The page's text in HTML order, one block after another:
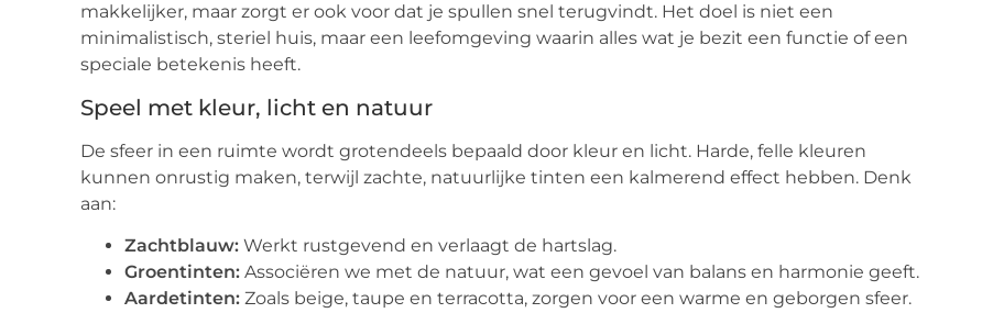
makkelijker, maar zorgt er ook voor dat je spullen snel terugvindt. Het doel is niet een
minimalistisch, steriel huis, maar een leefomgeving waarin alles wat je bezit een functie of een
speciale betekenis heeft.
Speel met kleur, licht en natuur
De sfeer in een ruimte wordt grotendeels bepaald door kleur en licht. Harde, felle kleuren
kunnen onrustig maken, terwijl zachte, natuurlijke tinten een kalmerend effect hebben. Denk
aan:
Zachtblauw: Werkt rustgevend en verlaagt de hartslag.
Groentinten: Associëren we met de natuur, wat een gevoel van balans en harmonie geeft.
Aardetinten: Zoals beige, taupe en terracotta, zorgen voor een warme en geborgen sfeer.